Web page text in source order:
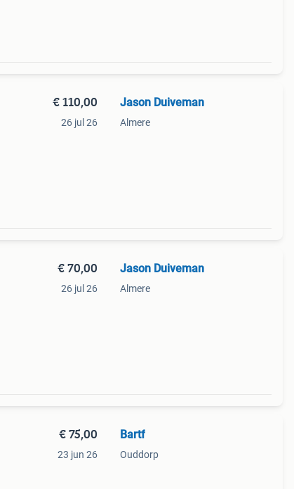
€ 110,00
26 jul 26
Jason Duiveman
Almere
€ 70,00
26 jul 26
Jason Duiveman
Almere
€ 75,00
23 jun 26
Bartf
Ouddorp